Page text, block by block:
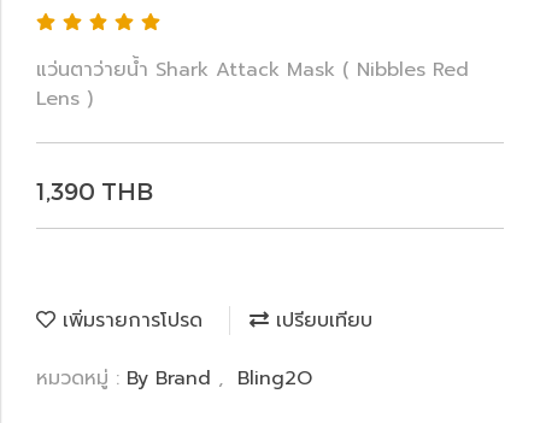
แว่นตาว่ายน้ำ Shark Attack Mask ( Nibbles Red
Lens )
1,390 THB
เพิ่มรายการโปรด
เปรียบเทียบ
หมวดหมู่ : By Brand , Bling2O